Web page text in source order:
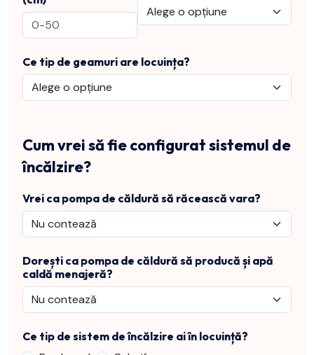
Ce tip de geamuri are locuința?
Cum vrei să fie configurat sistemul de
încălzire?
Vrei ca pompa de căldură să răcească vara?
Dorești ca pompa de căldură să producă și apă
caldă menajeră?
Ce tip de sistem de încălzire ai în locuință?